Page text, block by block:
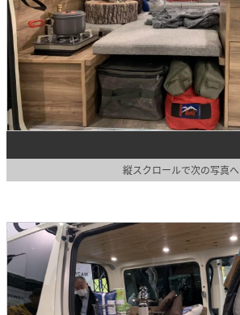
縦スクロールで次の写真へ